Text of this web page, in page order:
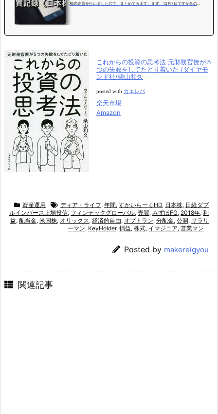
株式売買を行いましたので、まとめてみます。まず、12月7日ですが冬のボ
00株取得単価：1,547.8円（309,560円）売却単価：1,923.2円（384,640
待を複数回いただきました。大変お世...
これからの投資の思考法 元財務官僚が５
つの失敗をしてたどり着いた /ダイヤモ
ンド社/柴山和久
posted with カエレバ
楽天市場
Amazon
資産運用 ディア・ライフ, 年間, すかいらーくHD, 日本株, 日経ダブ
ルインバース上場投信, フィンテックグローバル, 売買, みずほFG, 2018年, 利
益, 配当金, 米国株, オリックス , 経済的自由, オプトラン, 分配金, 公開, サラリ
ーマン, KeyHolder, 損益, 株式, イマジニア, 営業マン
Posted by makereigyou
関連記事